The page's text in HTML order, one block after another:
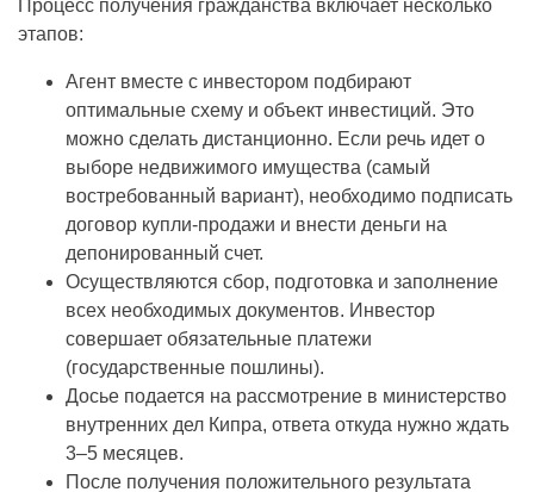
Процесс получения гражданства включает несколько
этапов:
Агент вместе с инвестором подбирают
оптимальные схему и объект инвестиций. Это
можно сделать дистанционно. Если речь идет о
выборе недвижимого имущества (самый
востребованный вариант), необходимо подписать
договор купли-продажи и внести деньги на
депонированный счет.
Осуществляются сбор, подготовка и заполнение
всех необходимых документов. Инвестор
совершает обязательные платежи
(государственные пошлины).
Досье подается на рассмотрение в министерство
внутренних дел Кипра, ответа откуда нужно ждать
3–5 месяцев.
После получения положительного результата